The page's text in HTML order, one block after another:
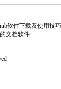
软件下载及使用技
文档软件.